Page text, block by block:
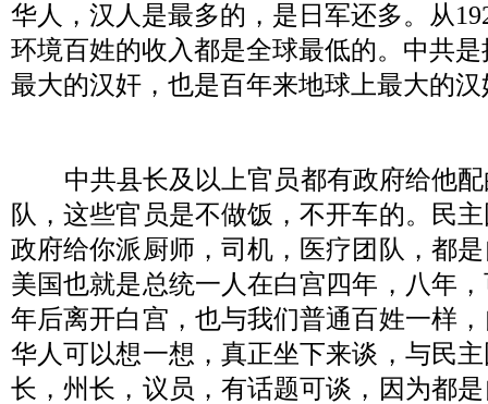
华人，汉人是最多的，是日军还多。从
环境百姓的收入都是全球最低的。中共
最大的汉奸，也是百年来地球上最大的
中共县长及以上官员都有政府给他
队，这些官员是不做饭，不开车的。民
政府给你派厨师，司机，医疗团队，都
美国也就是总统一人在白宫四年，八年
年后离开白宫，也与我们普通百姓一样
华人可以想一想，真正坐下来谈，与民
长，州长，议员，有话题可谈，因为都